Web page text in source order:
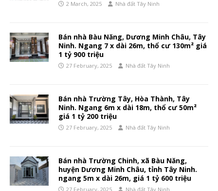
2 March, 2025 Nhà đất Tây Ninh
Bán nhà Bàu Năng, Dương Minh Châu, Tây
Ninh. Ngang 7 x dài 26m, thổ cư 130m² giá
1 tỷ 900 triệu
27 February, 2025 Nhà đất Tây Ninh
Bán nhà Trường Tây, Hòa Thành, Tây
Ninh. Ngang 6m x dài 18m, thổ cư 50m²
giá 1 tỷ 200 triệu
27 February, 2025 Nhà đất Tây Ninh
Bán nhà Trường Chinh, xã Bàu Năng,
huyện Dương Minh Châu, tỉnh Tây Ninh.
ngang 5m x dài 26m, giá 1 tỷ 600 triệu
27 February, 2025 Nhà đất Tây Ninh